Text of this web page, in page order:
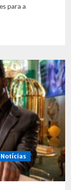
para a
Notícias